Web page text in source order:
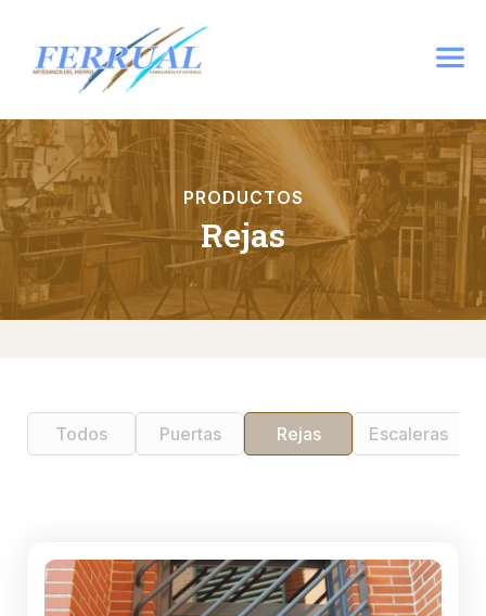
PRODUCTOS
Rejas
Todos Puertas Rejas Escaleras